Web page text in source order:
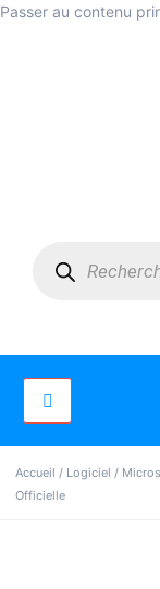
Passer au contenu
Accueil / Logiciel /
Officielle